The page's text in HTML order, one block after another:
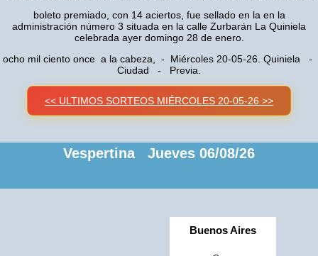
boleto premiado, con 14 aciertos, fue sellado en la en la
administración número 3 situada en la calle Zurbarán La Quiniela
celebrada ayer domingo 28 de enero.
ocho mil ciento once a la cabeza, - Miércoles 20-05-26. Quiniela -
Ciudad - Previa.
<< ULTIMOS SORTEOS MIÉRCOLES 20-05-26 >>
Vespertina Jueves 06/08/26
Buenos Aires